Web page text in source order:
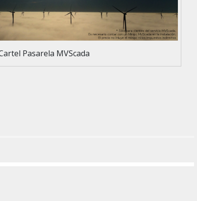
Pasarela MVScada